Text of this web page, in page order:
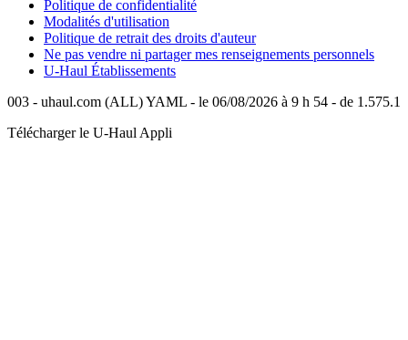
Politique de confidentialité
Modalités d'utilisation
Politique de retrait des droits d'auteur
Ne pas vendre ni partager mes renseignements personnels
U-Haul Établissements
003 - uhaul.com (ALL) YAML - le 06/08/2026 à 9 h 54 - de 1.575.1
Télécharger le U-Haul Appli